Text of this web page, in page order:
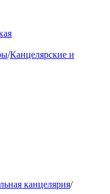
/Канцелярские и
канцелярия/